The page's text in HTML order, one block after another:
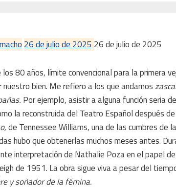
26 de julio de 202526 de julio de 2025
80 años, límite convencional para la primera
bien. Me refiero a los que andamos
Por ejemplo, asistir a alguna función seria
la reconstruida del Teatro Español después
de Tennessee Williams, una de las cumbres
hubo que obtenerlas muchos meses antes.
interpretación de Nathalie Poza en el papel
de 1951. La obra sigue viva a pesar del
y soñador de la fémina.